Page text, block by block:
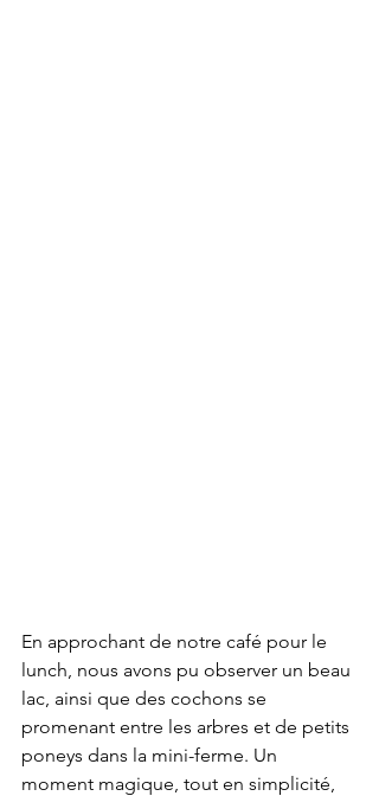
En approchant de notre café pour le
lunch, nous avons pu observer un beau
lac, ainsi que des cochons se
promenant entre les arbres et de petits
poneys dans la mini-ferme. Un
moment magique, tout en simplicité,